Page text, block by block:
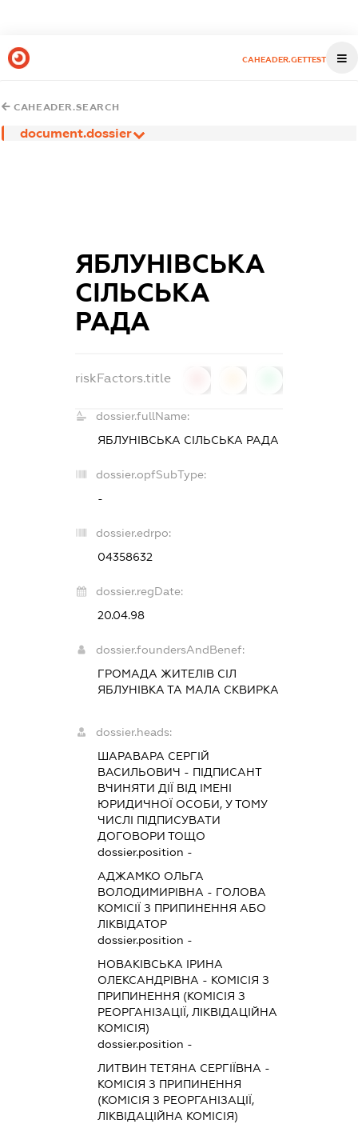
CAHEADER.GETTEST
CAHEADER.SEARCH
document.dossier
ЯБЛУНІВСЬКА
СІЛЬСЬКА
РАДА
riskFactors.title
dossier.fullName:
ЯБЛУНІВСЬКА СІЛЬСЬКА РАДА
dossier.opfSubType:
-
dossier.edrpo:
04358632
dossier.regDate:
20.04.98
dossier.foundersAndBenef:
ГРОМАДА ЖИТЕЛІВ СІЛ
ЯБЛУНІВКА ТА МАЛА СКВИРКА
dossier.heads:
ШАРАВАРА СЕРГІЙ
ВАСИЛЬОВИЧ - ПІДПИСАНТ
ВЧИНЯТИ ДІЇ ВІД ІМЕНІ
ЮРИДИЧНОЇ ОСОБИ, У ТОМУ
ЧИСЛІ ПІДПИСУВАТИ
ДОГОВОРИ ТОЩО
dossier.position -
АДЖАМКО ОЛЬГА
ВОЛОДИМИРІВНА - ГОЛОВА
КОМІСІЇ З ПРИПИНЕННЯ АБО
ЛІКВІДАТОР
dossier.position -
НОВАКІВСЬКА ІРИНА
ОЛЕКСАНДРІВНА - КОМІСІЯ З
ПРИПИНЕННЯ (КОМІСІЯ З
РЕОРГАНІЗАЦІЇ, ЛІКВІДАЦІЙНА
КОМІСІЯ)
dossier.position -
ЛИТВИН ТЕТЯНА СЕРГІЇВНА -
КОМІСІЯ З ПРИПИНЕННЯ
(КОМІСІЯ З РЕОРГАНІЗАЦІЇ,
ЛІКВІДАЦІЙНА КОМІСІЯ)